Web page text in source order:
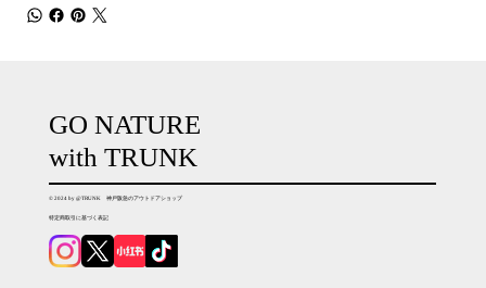
GO NATURE
with TRUNK
© 2024 by @TRUNK 神戸阪急のアウトドアショップ
特定商取引に基づく表記